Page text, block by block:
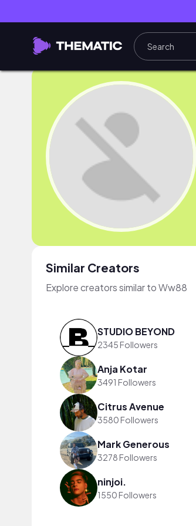
Similar Creators
Explore creators similar to Ww88
STUDIO BEYOND
2345 Followers
Anja Kotar
3491 Followers
Citrus Avenue
3580 Followers
Mark Generous
3278 Followers
ninjoi.
1550 Followers